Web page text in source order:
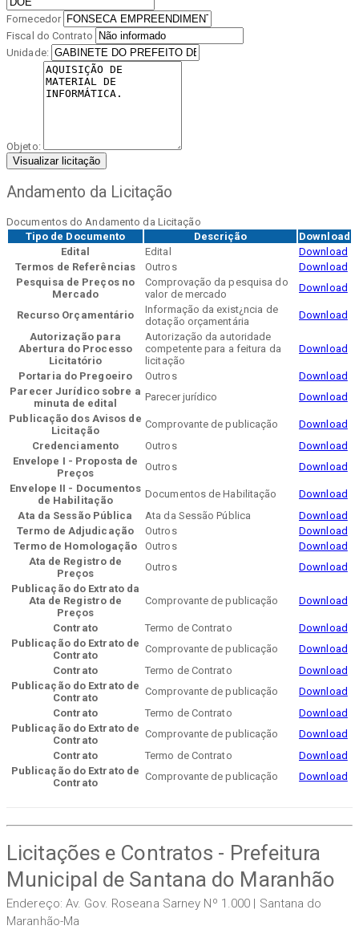
Fornecedor
Fiscal do Contrato
Unidade:
Objeto:
Visualizar licitação
Andamento da Licitação
Documentos do Andamento da Licitação
Tipo de Documento
Descrição
Download
Edital
Edital
Download
Termos de Referências
Outros
Download
Pesquisa de Preços no
Mercado
Comprovação da pesquisa do
valor de mercado
Download
Recurso Orçamentário
Informação da exist¿ncia de
dotação orçamentária
Download
Autorização para
Abertura do Processo
Licitatório
Autorização da autoridade
competente para a feitura da
licitação
Download
Portaria do Pregoeiro Outros
Download
Parecer Jurídico sobre a
minuta de edital
Parecer jurídico
Download
Publicação dos Avisos de
Licitação
Comprovante de publicação
Download
Credenciamento
Outros
Download
Envelope I - Proposta de
Preços
Outros
Download
Envelope II - Documentos
de Habilitação
Documentos de Habilitação
Download
Ata da Sessão Pública
Ata da Sessão Pública
Download
Termo de Adjudicação
Outros
Download
Termo de Homologação
Outros
Download
Ata de Registro de
Preços
Outros
Download
Publicação do Extrato da
Ata de Registro de
Preços
Comprovante de publicação Download
Contrato Termo de Contrato
Download
Publicação do Extrato de
Contrato
Comprovante de publicação
Download
Contrato
Termo de Contrato
Download
Publicação do Extrato de
Contrato
Comprovante de publicação
Download
Contrato
Termo de Contrato
Download
Publicação do Extrato de
Contrato
Comprovante de publicação
Download
Contrato
Termo de Contrato
Download
Publicação do Extrato de
Contrato
Comprovante de publicação Download
Licitações e Contratos - Prefeitura
Municipal de Santana do Maranhão
Endereço: Av. Gov. Roseana Sarney Nº 1.000 | Santana do
Maranhão-Ma